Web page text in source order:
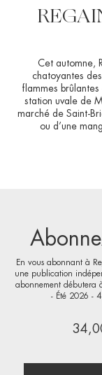
Cet automne,
chatoyantes
flammes
station uvale de
marché de Saint-
ou d’une
En vous abonnant à
une publication
abonnement débutera
- Été 2026 - 4